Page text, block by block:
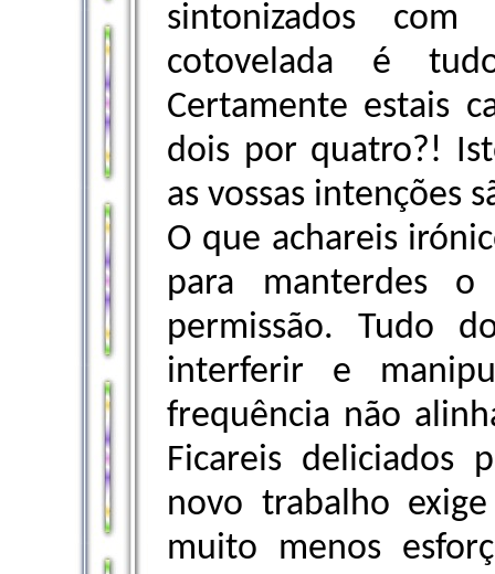
sintonizados
cotovelada é
Certamente estais
dois por quatro?!
as vossas intenções
O que achareis
para manterdes
permissão. Tudo
interferir e
frequência não
Ficareis deliciados
novo trabalho
muito menos